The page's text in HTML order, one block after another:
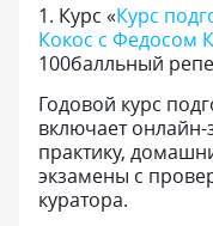
1. Курс «Курс
Кокос с Федосом
100балльный
Годовой курс
включает
практику,
экзамены с
куратора.